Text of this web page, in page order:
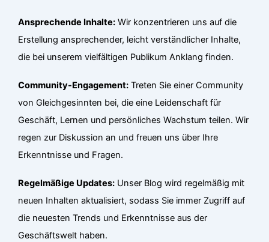
Ansprechende Inhalte: Wir konzentrieren uns auf die
Erstellung ansprechender, leicht verständlicher Inhalte,
die bei unserem vielfältigen Publikum Anklang finden.
Community-Engagement: Treten Sie einer Community
von Gleichgesinnten bei, die eine Leidenschaft für
Geschäft, Lernen und persönliches Wachstum teilen. Wir
regen zur Diskussion an und freuen uns über Ihre
Erkenntnisse und Fragen.
Regelmäßige Updates: Unser Blog wird regelmäßig mit
neuen Inhalten aktualisiert, sodass Sie immer Zugriff auf
die neuesten Trends und Erkenntnisse aus der
Geschäftswelt haben.